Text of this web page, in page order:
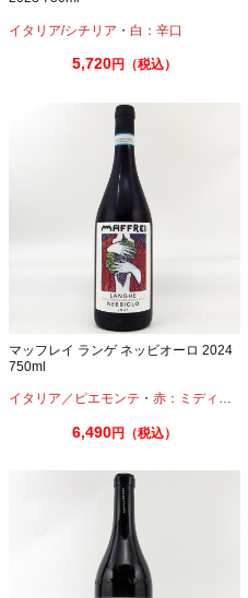
イタリア/シチリア ・ 白：辛口
5,720円（税込）
マッフレイ ランゲ ネッビオーロ 2024
750ml
イタリア／ピエモンテ ・ 赤：ミディアムボディ
6,490円（税込）